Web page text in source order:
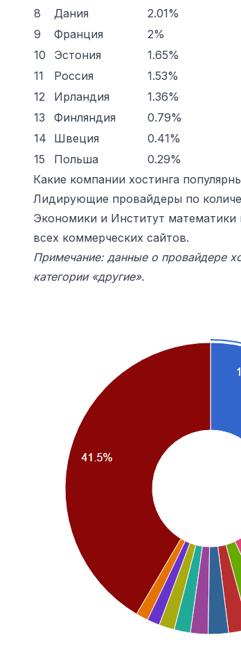
8
Дания
2.01%
9
Франция
2%
10
Эстония
1.65%
11
Россия
1.53%
12
Ирландия
1.36%
13
Финляндия
0.79%
14
Швеция
0.41%
15
Польша
0.29%
Какие компании хостинга
Лидирующие провайдеры по
Экономики и Институт
всех коммерческих сайтов.
Примечание: данные о провайдере
категории «другие».